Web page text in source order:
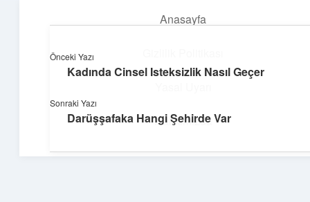
Anasayfa
Hakkımızda
Önceki Yazı
Kadında Cinsel Isteksizlik Nasıl Geçer
Sonraki Yazı
Darüşşafaka Hangi Şehirde Var